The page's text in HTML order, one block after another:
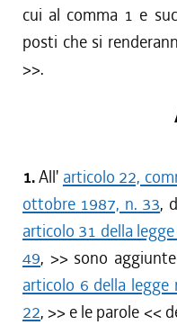
cui al comma 1 e
posti che si
>>.
1.All' articolo 22,
ottobre 1987, n. 33,
articolo 31 della
49, >> sono
articolo 6 della legge
22, >> e le parole <<